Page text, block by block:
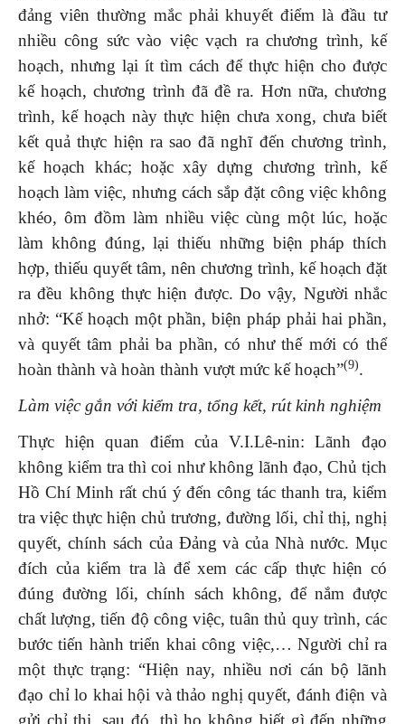
đảng viên thường mắc phải khuyết điểm là đầu tư
nhiều công sức vào việc vạch ra chương trình, kế
hoạch, nhưng lại ít tìm cách để thực hiện cho được
kế hoạch, chương trình đã đề ra. Hơn nữa, chương
trình, kế hoạch này thực hiện chưa xong, chưa biết
kết quả thực hiện ra sao đã nghĩ đến chương trình,
kế hoạch khác; hoặc xây dựng chương trình, kế
hoạch làm việc, nhưng cách sắp đặt công việc không
khéo, ôm đồm làm nhiều việc cùng một lúc, hoặc
làm không đúng, lại thiếu những biện pháp thích
hợp, thiếu quyết tâm, nên chương trình, kế hoạch đặt
ra đều không thực hiện được. Do vậy, Người nhắc
nhở: “Kế hoạch một phần, biện pháp phải hai phần,
và quyết tâm phải ba phần, có như thế mới có thể
hoàn thành và hoàn thành vượt mức kế hoạch”(9).
Làm việc gắn với kiểm tra, tổng kết, rút kinh nghiệm
Thực hiện quan điểm của V.I.Lê-nin: Lãnh đạo
không kiểm tra thì coi như không lãnh đạo, Chủ tịch
Hồ Chí Minh rất chú ý đến công tác thanh tra, kiểm
tra việc thực hiện chủ trương, đường lối, chỉ thị, nghị
quyết, chính sách của Đảng và của Nhà nước. Mục
đích của kiểm tra là để xem các cấp thực hiện có
đúng đường lối, chính sách không, để nắm được
chất lượng, tiến độ công việc, tuân thủ quy trình, các
bước tiến hành triển khai công việc,… Người chỉ ra
một thực trạng: “Hiện nay, nhiều nơi cán bộ lãnh
đạo chỉ lo khai hội và thảo nghị quyết, đánh điện và
gửi chỉ thị, sau đó, thì họ không biết gì đến những